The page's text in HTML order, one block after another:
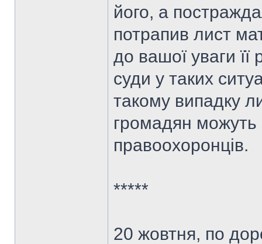
його, а
потрапив лист
до вашої уваги її
суди у таких
такому випадку
громадян можуть
правоохоронців.
*****
20 жовтня, по